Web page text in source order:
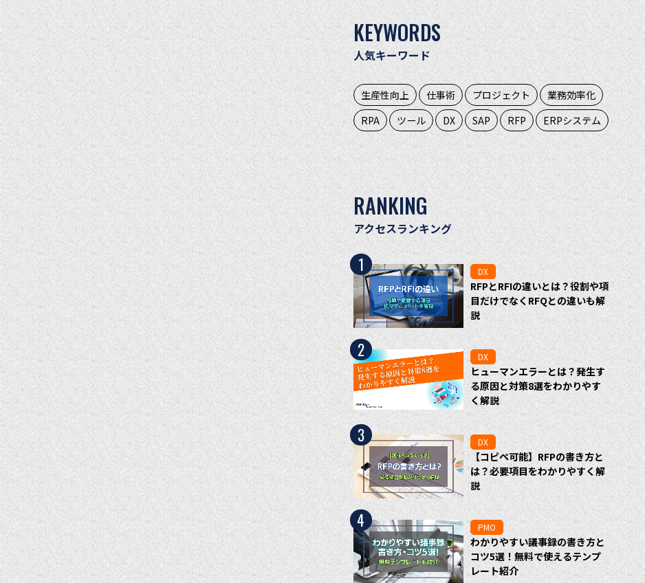
KEYWORDS
人気キーワード
生産性向上 仕事術 プロジェクト
業務効率化
RPA
ツール DX SAP RFP ERPシステム
RANKING
アクセスランキング
1 DX
RFPとRFIの違いとは？役割や項
目だけでなくRFQとの違いも解
説
2 DX
ヒューマンエラーとは？発生す
る原因と対策8選をわかりやす
く解説
3 DX
【コピペ可能】RFPの書き方と
は？必要項目をわかりやすく解
説
4 PMO
わかりやすい議事録の書き方と
コツ5選！無料で使えるテンプ
レート紹介